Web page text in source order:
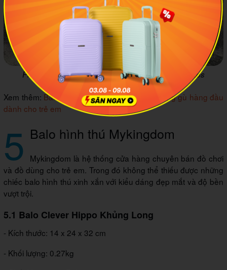
Phiên bản balo chim cánh cụt dễ thương của Sakos
Xem thêm: Balo Delune, thương hiệu balo chống gù hàng đầu
dành cho trẻ em
5 Balo hình thú Mykingdom
Mykingdom là hệ thống cửa hàng chuyên bán đồ chơi
và đồ dùng cho trẻ em. Trong đó không thể thiếu được những
chiếc balo hình thú xinh xắn với kiểu dáng đẹp mắt và độ bền
vượt trội.
5.1 Balo Clever Hippo Khủng Long
- Kích thước: 14 x 24 x 32 cm
- Khối lượng: 0.27kg